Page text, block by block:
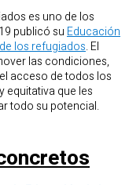
es uno de los
publicó su Educación
los refugiados. El
las condiciones,
acceso de todos los
equitativa que les
todo su potencial.